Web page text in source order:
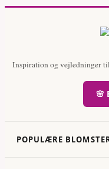
Inspiration og vejledninger
🌸
POPULÆRE